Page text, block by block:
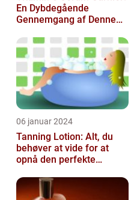
En Dybdegående
Gennemgang af Denne
Kosmetikfavorit
06 januar 2024
Tanning Lotion: Alt, du
behøver at vide for at
opnå den perfekte